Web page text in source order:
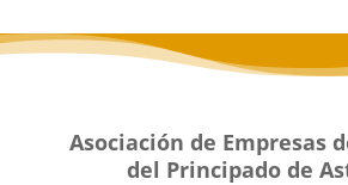
Asociación de Empresas
del Principado de